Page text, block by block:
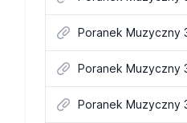
Poranek Muzyczny